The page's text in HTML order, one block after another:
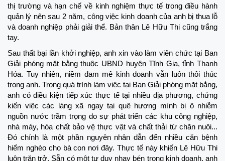
thị trường và hạn chế về kinh nghiệm thực tế trong điều hành
quản lý nên sau 2 năm, công việc kinh doanh của anh bị thua lỗ
và doanh nghiệp phải giải thể. Bản thân Lê Hữu Thi cũng trắng
tay.
Sau thất bại lần khởi nghiệp, anh xin vào làm viên chức tại Ban
Giải phóng mặt bằng thuộc UBND huyện Tĩnh Gia, tỉnh Thanh
Hóa. Tuy nhiên, niềm đam mê kinh doanh vẫn luôn thôi thúc
trong anh. Trong quá trình làm việc tại Ban Giải phóng mặt bằng,
anh có điều kiện tiếp xúc thực tế tại nhiều địa phương, chứng
kiến việc các làng xã ngay tại quê hương mình bị ô nhiễm
nguồn nước trầm trọng do sự phát triển các khu công nghiệp,
nhà máy, hóa chất bảo vệ thực vật và chất thải từ chăn nuôi...
Đó chính là một phần nguyên nhân dẫn đến nhiều căn bệnh
hiểm nghèo cho bà con nơi đây. Thực tế này khiến Lê Hữu Thi
luôn trăn trở. Sẵn có một tư duy nhạy bén trong kinh doanh, anh